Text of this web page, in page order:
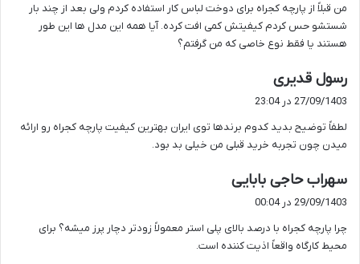
:
من قبلاً از پارچه کجراه برای دوخت لباس کار استفاده کردم ولی بعد از چند بار
شستشو حس کردم کیفیتش کمی افت کرده. آیا همه این مدل ها این طور
هستند یا فقط نوع خاصی که من گرفتم؟
رسول قدیری
ف
:
27/09/1403 در 23:04
لطفاً توضیح بدید کدوم برندها توی ایران بهترین کیفیت پارچه کجراه رو ارائه
میدن چون تجربه خرید قبلی من خیلی بد بود.
سهراب حاجی بابایی
:
29/09/1403 در 00:04
چرا پارچه کجراه با درصد بالای پلی استر معمولاً زودتر دچار پرز میشه؟ برای
محیط کارگاه واقعاً اذیت کننده است.